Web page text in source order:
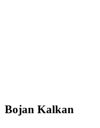
Bojan Kalkan